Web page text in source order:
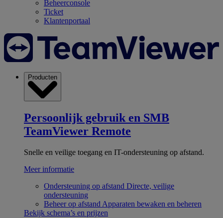
Beheerconsole
Ticket
Klantenportaal
Producten
Persoonlijk gebruik en SMB
TeamViewer Remote
Snelle en veilige toegang en IT-ondersteuning op afstand.
Meer informatie
Ondersteuning op afstand Directe, veilige
ondersteuning
Beheer op afstand Apparaten bewaken en beheren
Bekijk schema’s en prijzen